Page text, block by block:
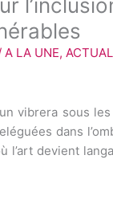
A LA UNE,
vibrera sous
dans
l’art devient